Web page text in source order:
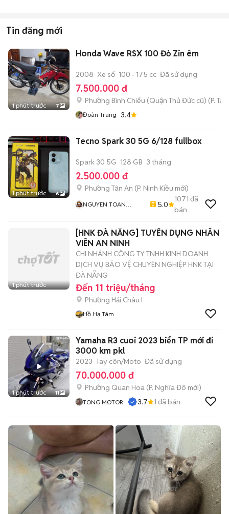
Tin đăng mới
1 phút trước 7
Honda Wave RSX 100 Đỏ Zin êm
2008 Xe số 100 - 175 cc Đã sử dụng
7.500.000 đ
Phường Bình Chiểu (Quận Thủ Đức cũ) (P.
Đoàn Trang 3.4
1 phút trước 6
Tecno Spark 30 5G 6/128 fullbox
Spark 30 5G 128 GB 3 tháng
2.500.000 đ
Phường Tân An (P. Ninh Kiều mới)
NGUYEN TOAN
5.0
1071 đã
bán
1 phút trước
[HNK ĐÀ NẴNG] TUYỂN DỤNG NHÂN
VIÊN AN NINH
CHI NHÁNH CÔNG TY TNHH KINH DOANH
DỊCH VỤ BẢO VỆ CHUYÊN NGHIỆP HNK TẠI
ĐÀ NẴNG
Đến 11 triệu/tháng
Phường Hải Châu I
Hồ Hạ Tâm
1 phút trước 11
Yamaha R3 cuoi 2023 biển TP mới đi
3000 km pkl
2023 Tay côn/Moto Đã sử dụng
70.000.000 đ
Phường Quan Hoa (P. Nghĩa Đô mới)
TONG MOTOR 3.7 1 đã bán